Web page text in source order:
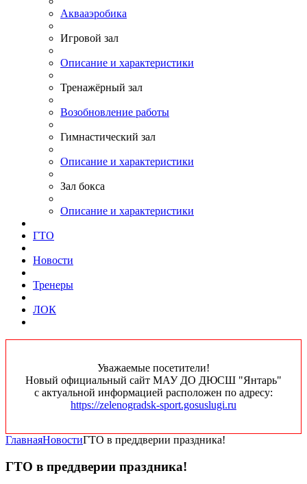
Аквааэробика
Игровой зал
Описание и характеристики
Тренажёрный зал
Возобновление работы
Гимнастический зал
Описание и характеристики
Зал бокса
Описание и характеристики
ГТО
Новости
Тренеры
ЛОК
Уважаемые посетители!
Новый официальный сайт МАУ ДО ДЮСШ "Янтарь"
с актуальной информацией расположен по адресу:
https://zelenogradsk-sport.gosuslugi.ru
ГлавнаяНовостиГТО в преддверии праздника!
ГТО в преддверии праздника!